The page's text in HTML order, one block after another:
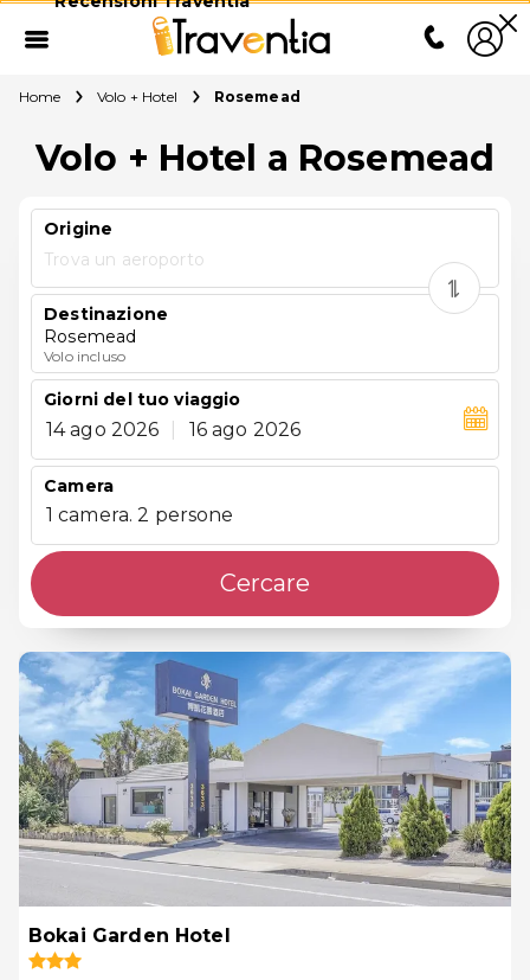
Home Volo + Hotel Rosemead
Volo + Hotel a Rosemead
Origine
Trova un aeroporto
Destinazione
Rosemead
Volo incluso
Giorni del tuo viaggio
14 ago 2026 16 ago 2026
Camera
1 camera. 2 persone
Cercare
Bokai Garden Hotel